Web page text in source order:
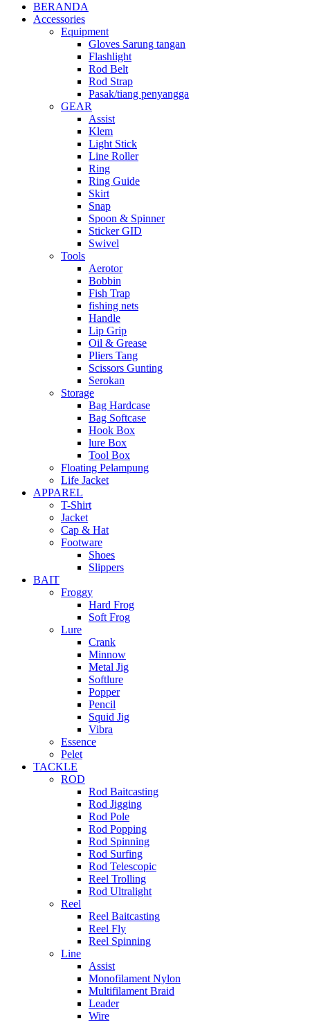
BERANDA
Accessories
Equipment
Gloves Sarung tangan
Flashlight
Rod Belt
Rod Strap
Pasak/tiang penyangga
GEAR
Assist
Klem
Light Stick
Line Roller
Ring
Ring Guide
Skirt
Snap
Spoon & Spinner
Sticker GID
Swivel
Tools
Aerotor
Bobbin
Fish Trap
fishing nets
Handle
Lip Grip
Oil & Grease
Pliers Tang
Scissors Gunting
Serokan
Storage
Bag Hardcase
Bag Softcase
Hook Box
lure Box
Tool Box
Floating Pelampung
Life Jacket
APPAREL
T-Shirt
Jacket
Cap & Hat
Footware
Shoes
Slippers
BAIT
Froggy
Hard Frog
Soft Frog
Lure
Crank
Minnow
Metal Jig
Softlure
Popper
Pencil
Squid Jig
Vibra
Essence
Pelet
TACKLE
ROD
Rod Baitcasting
Rod Jigging
Rod Pole
Rod Popping
Rod Spinning
Rod Surfing
Rod Telescopic
Reel Trolling
Rod Ultralight
Reel
Reel Baitcasting
Reel Fly
Reel Spinning
Line
Assist
Monofilament Nylon
Multifilament Braid
Leader
Wire